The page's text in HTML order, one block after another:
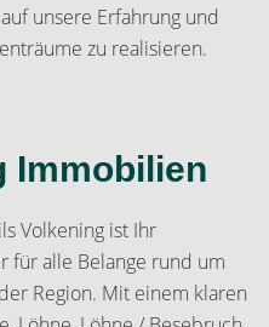
unsere Erfahrung und
zu realisieren.
Immobilien
Volkening ist Ihr
für alle Belange rund um
Region. Mit einem klaren